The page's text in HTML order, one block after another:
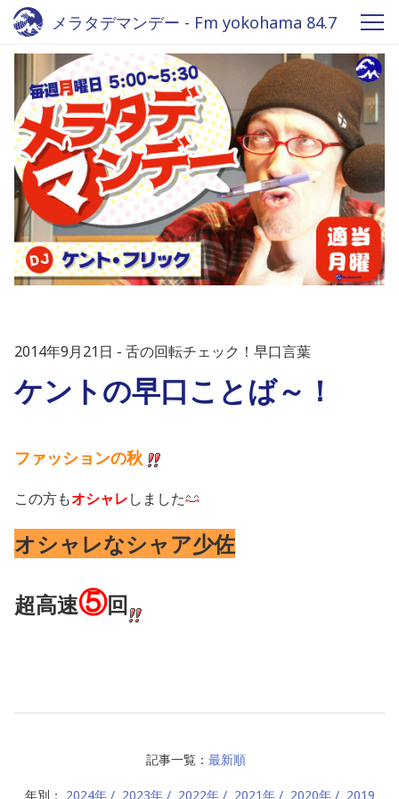
メラタデマンデー - Fm yokohama 84.7
2014年9月21日 舌の回転チェック！早口言葉
ケントの早口ことば～！
ファッションの秋
この方もオシャレしました
オシャレなシャア少佐
超高速⑤回
記事一覧： 最新順
年別： 2024年 2023年 2022年 2021年 2020年 2019